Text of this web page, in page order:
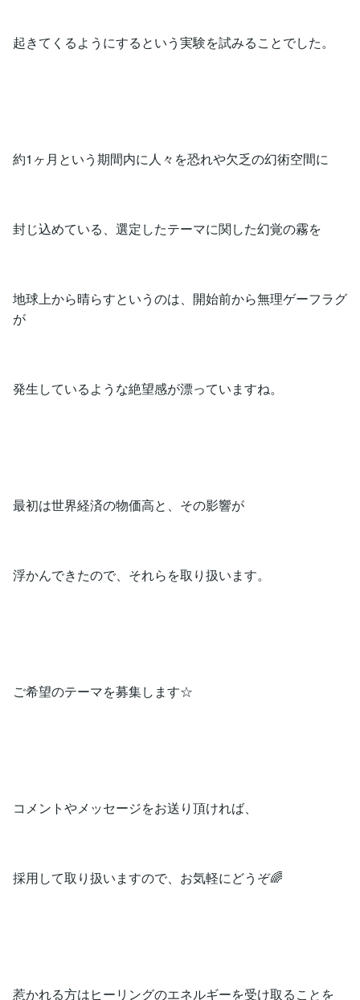
起きてくるようにするという実験を試みることでした。
約1ヶ月という期間内に人々を恐れや欠乏の幻術空間に
封じ込めている、選定したテーマに関した幻覚の霧を
地球上から晴らすというのは、開始前から無理ゲーフラグ
が
発生しているような絶望感が漂っていますね。
最初は世界経済の物価高と、その影響が
浮かんできたので、それらを取り扱います。
ご希望のテーマを募集します☆
コメントやメッセージをお送り頂ければ、
採用して取り扱いますので、お気軽にどうぞ🌈
惹かれる方はヒーリングのエネルギーを受け取ることを